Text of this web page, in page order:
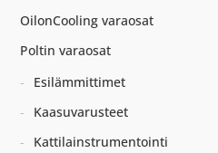
OilonCooling varaosat
Poltin varaosat
Esilämmittimet
Kaasuvarusteet
Kattilainstrumentointi